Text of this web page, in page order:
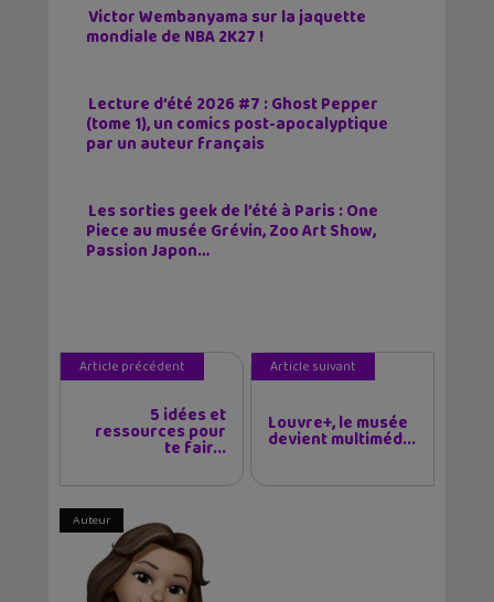
Victor Wembanyama sur la jaquette
mondiale de NBA 2K27 !
Lecture d’été 2026 #7 : Ghost Pepper
(tome 1), un comics post-apocalyptique
par un auteur français
Les sorties geek de l’été à Paris : One
Piece au musée Grévin, Zoo Art Show,
Passion Japon…
Article précédent
5 idées et
ressources pour
te fair...
Article suivant
Louvre+, le musée
devient multiméd...
Auteur